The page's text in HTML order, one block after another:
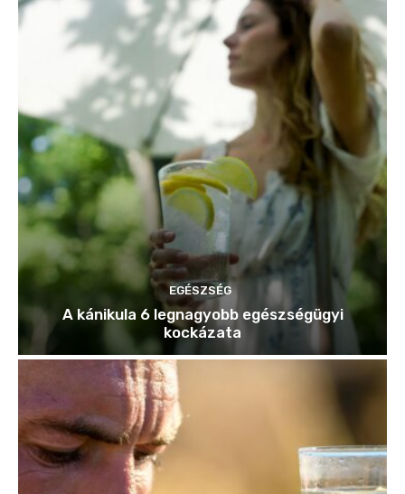
EGÉSZSÉG
A kánikula 6 legnagyobb egészségügyi
kockázata